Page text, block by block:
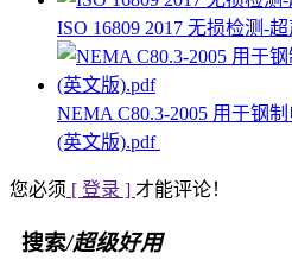
ISO 16809 2017 无损检测-
NEMA C80.3-2005 用于钢
(英文版).pdf
您必须 [ 登录 ] 才能评论！
搜索/超级好用